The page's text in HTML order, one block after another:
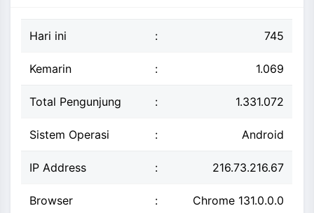
Hari ini : 745
Kemarin : 1.069
Total Pengunjung : 1.331.072
Sistem Operasi : Android
IP Address : 216.73.216.67
Browser : Chrome 131.0.0.0